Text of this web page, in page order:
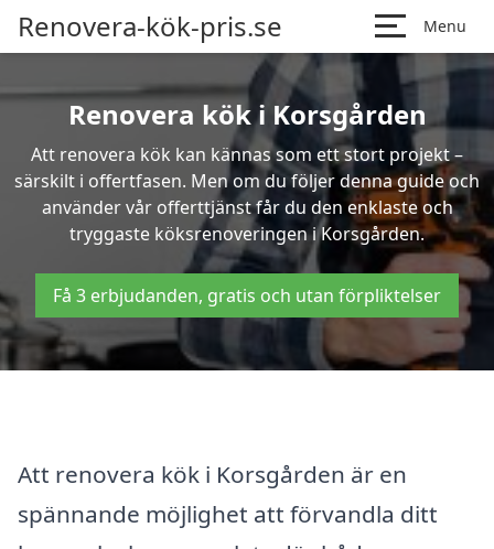
Renovera-kök-pris.se Menu
Renovera kök i Korsgården
Att renovera kök kan kännas som ett stort projekt –
särskilt i offertfasen. Men om du följer denna guide och
använder vår offerttjänst får du den enklaste och
tryggaste köksrenoveringen i Korsgården.
Få 3 erbjudanden, gratis och utan förpliktelser
Att renovera kök i Korsgården är en
spännande möjlighet att förvandla ditt